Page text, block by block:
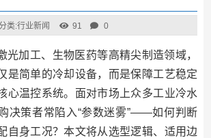
类:行业新闻 91 0
光加工、生物医药等高精尖制造领域，
是简单的冷却设备，而是保障工艺稳定
心温控系统。面对市场上众多工业冷水
决策者常陷入“参数迷雾”——如何判断
自身工况？本文将从选型逻辑、适用边